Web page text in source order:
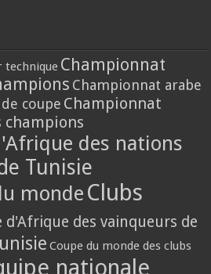
technique Championnat
Championnat arabe
coupe Championnat
des nations
Tunisie
monde Clubs
d'Afrique des vainqueurs de
Coupe du monde des clubs
nationale